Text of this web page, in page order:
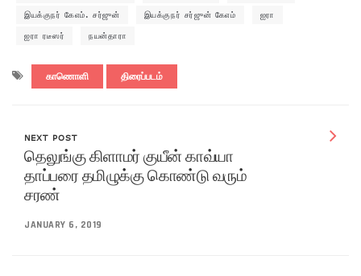
இயக்குநர் கேஎம். சர்ஜுன் இயக்குநர் சர்ஜுன் கேஎம் ஐரா
ஐரா ரடீஸர் நயன்தாரா
காணொளி திரைப்படம்
NEXT POST
தெலுங்கு கிளாமர் குயீன் காவ்யா
தாப்பரை தமிழுக்கு கொண்டு வரும்
சரண்
JANUARY 6, 2019